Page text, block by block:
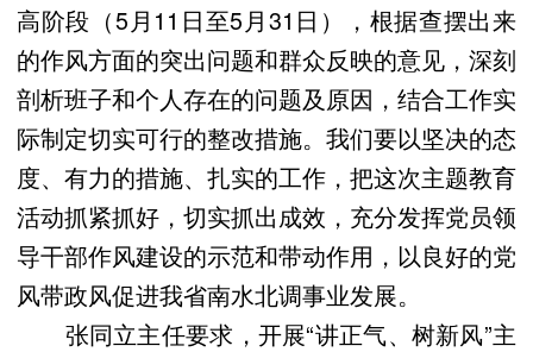
高阶段（5月11日至5月31日），根据查摆出来
的作风方面的突出问题和群众反映的意见，深刻
剖析班子和个人存在的问题及原因，结合工作实
际制定切实可行的整改措施。我们要以坚决的态
度、有力的措施、扎实的工作，把这次主题教育
活动抓紧抓好，切实抓出成效，充分发挥党员领
导干部作风建设的示范和带动作用，以良好的党
风带政风促进我省南水北调事业发展。
张同立主任要求，开展“讲正气、树新风”主